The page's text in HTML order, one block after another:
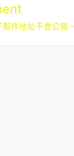
件地址不會公開。